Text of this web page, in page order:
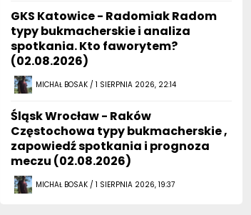
GKS Katowice - Radomiak Radom
typy bukmacherskie i analiza
spotkania. Kto faworytem?
(02.08.2026)
MICHAŁ BOSAK / 1 SIERPNIA 2026, 22:14
Śląsk Wrocław - Raków
Częstochowa typy bukmacherskie ,
zapowiedź spotkania i prognoza
meczu (02.08.2026)
MICHAŁ BOSAK / 1 SIERPNIA 2026, 19:37